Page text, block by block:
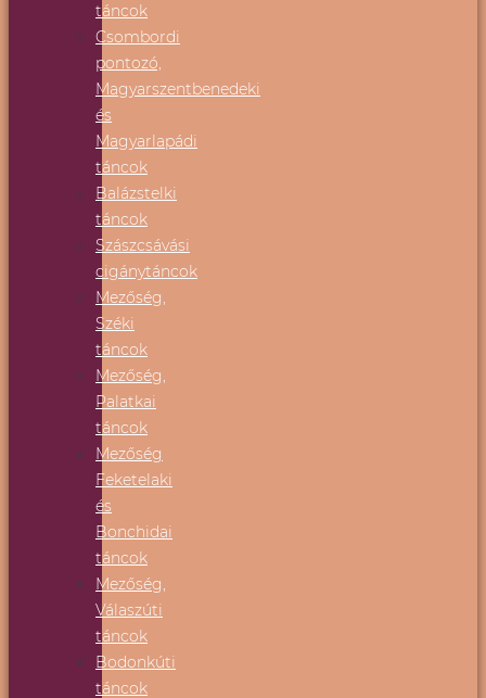
táncok
Csombordi
pontozó,
Magyarszentbenedeki
és
Magyarlapádi
táncok
Balázstelki
táncok
Szászcsávási
cigánytáncok
Mezőség,
Széki
táncok
Mezőség,
Palatkai
táncok
Mezőség
Feketelaki
és
Bonchidai
táncok
Mezőség,
Válaszúti
táncok
Bodonkúti
táncok